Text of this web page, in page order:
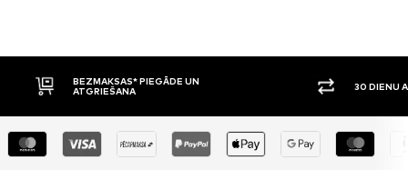
BEZMAKSAS* PIEGĀDE UN
ATGRIEŠANA
30 DIENU